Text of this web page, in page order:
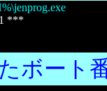
***
ボート